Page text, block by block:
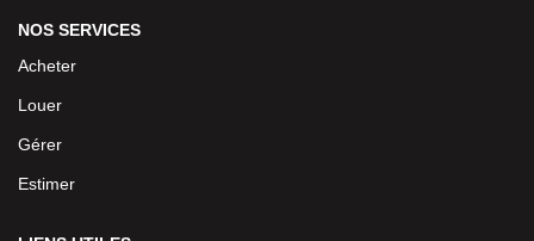
NOS SERVICES
Acheter
Louer
Gérer
Estimer